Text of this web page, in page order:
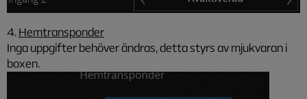
4.Hemtransponder
Inga uppgifter behöver ändras, detta styrs av mjukvaran i
boxen.